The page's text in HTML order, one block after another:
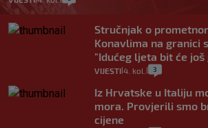
Stručnjak o
Konavlima na granici
"Idućeg ljeta bit će još
VIJESTI 4. kol. 3
Iz Hrvatske u Italiju
mora. Provjerili smo
cijene